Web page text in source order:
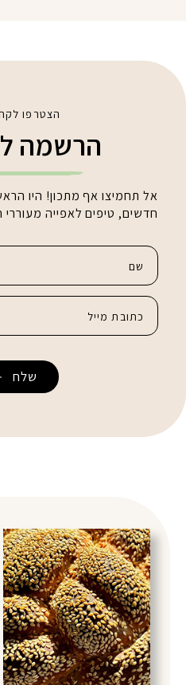
הצטרפו
הרשמה
אל תחמיצו אף מתכון! היו
חדשים, טיפים לאפייה